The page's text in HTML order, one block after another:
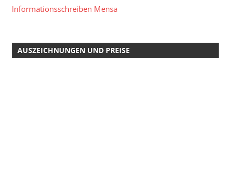
Informationsschreiben Mensa
AUSZEICHNUNGEN UND PREISE